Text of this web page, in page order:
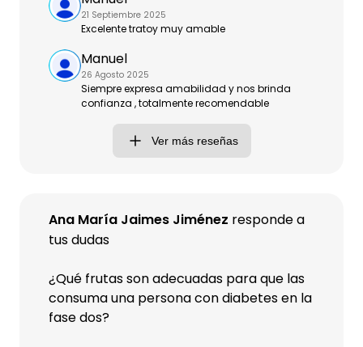
Ana María Jaimes Jiménez responde a
tus dudas
¿Qué frutas son adecuadas para que las
consuma una persona con diabetes en la
fase dos?
21 Septiembre 2025
Excelente tratoy muy amable
Manuel
26 Agosto 2025
Siempre expresa amabilidad y nos brinda
confianza , totalmente recomendable
Ver más reseñas